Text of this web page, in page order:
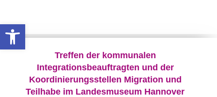
Werkzeugleiste öffnen
Treffen der kommunalen
Integrationsbeauftragten und der
Koordinierungsstellen Migration und
Teilhabe im Landesmuseum Hannover